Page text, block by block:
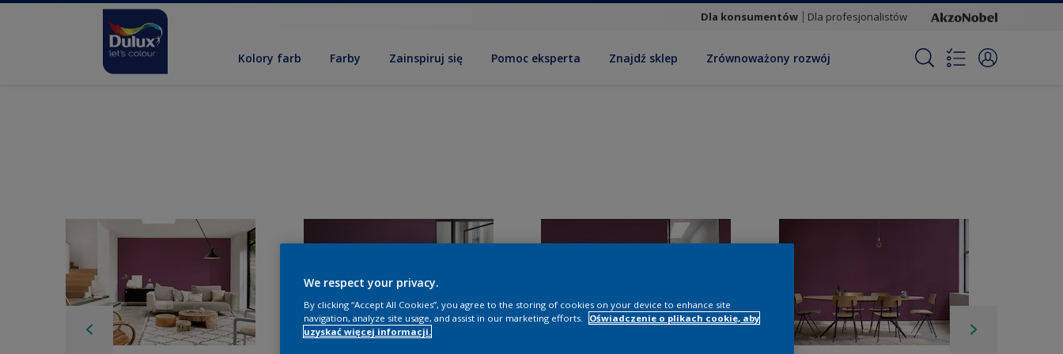
Dla konsumentów Dla profesjonalistów
Kolory farb Farby Zainspiruj się Pomoc eksperta Znajdź sklep Zrównoważony rozwój
We respect your privacy.
By clicking “Accept All Cookies”, you agree to the storing of cookies on your device to enhance site
navigation, analyze site usage, and assist in our marketing efforts.
Oświadczenie o plikach cookie, aby
uzyskać więcej informacji.